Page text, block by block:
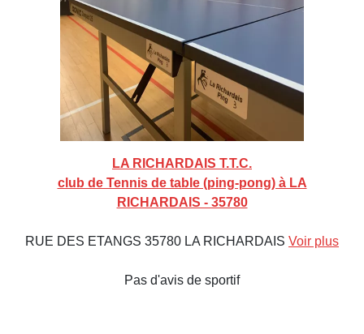
LA RICHARDAIS T.T.C.
club de Tennis de table (ping-pong) à LA
RICHARDAIS - 35780
RUE DES ETANGS 35780 LA RICHARDAIS Voir plus
Pas d'avis de sportif